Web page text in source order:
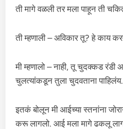
ती मागे वळली तर मला पाहून ती
ती म्हणाली – अविकार तू? हे काय
मी म्हणालो – नाही, तू चुदक्कड रंडी
चुलत्यांकडून तुला चुदवताना पाहिलंय.
इतकं बोलून मी आईच्या स्तनांना
करू लागलो. आई मला मागे ढकलू